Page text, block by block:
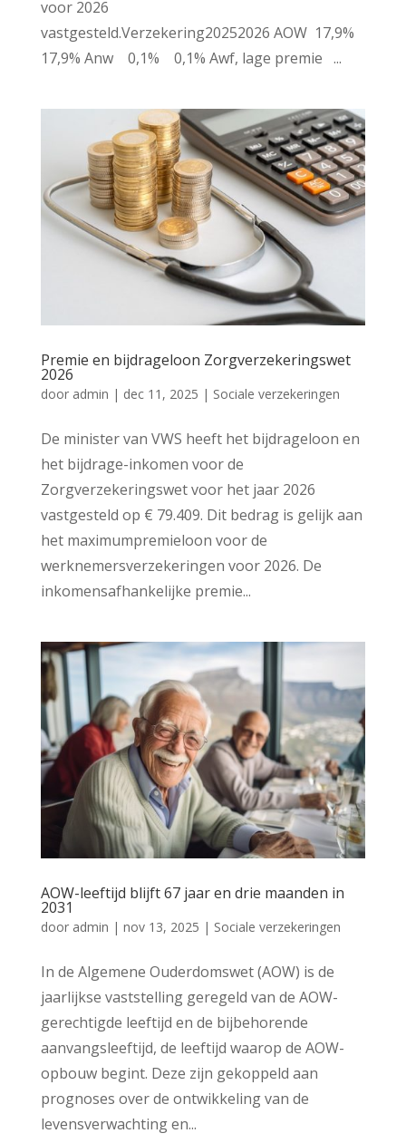
voor 2026
vastgesteld.Verzekering20252026 AOW 17,9%
17,9% Anw 0,1% 0,1% Awf, lage premie ...
Premie en bijdrageloon Zorgverzekeringswet
2026
door admin | dec 11, 2025 | Sociale verzekeringen
De minister van VWS heeft het bijdrageloon en
het bijdrage-inkomen voor de
Zorgverzekeringswet voor het jaar 2026
vastgesteld op € 79.409. Dit bedrag is gelijk aan
het maximumpremieloon voor de
werknemersverzekeringen voor 2026. De
inkomensafhankelijke premie...
AOW-leeftijd blijft 67 jaar en drie maanden in
2031
door admin | nov 13, 2025 | Sociale verzekeringen
In de Algemene Ouderdomswet (AOW) is de
jaarlijkse vaststelling geregeld van de AOW-
gerechtigde leeftijd en de bijbehorende
aanvangsleeftijd, de leeftijd waarop de AOW-
opbouw begint. Deze zijn gekoppeld aan
prognoses over de ontwikkeling van de
levensverwachting en...